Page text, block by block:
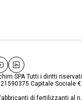
linkedin
SPA Tutti i diritti
Capitale Sociale
di fertilizzanti al